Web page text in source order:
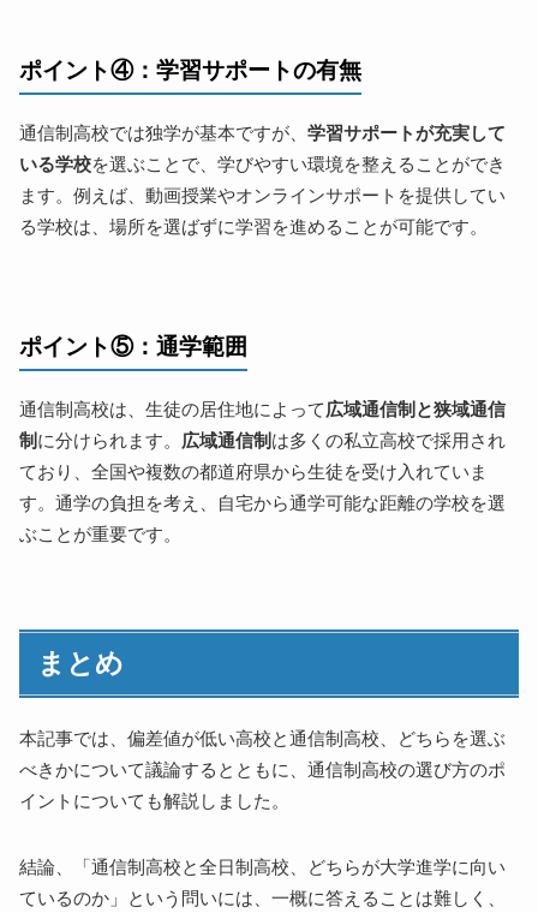
ポイント④：学習サポートの有無
通信制高校では独学が基本ですが、学習サポートが充実して
いる学校を選ぶことで、学びやすい環境を整えることができ
ます。例えば、動画授業やオンラインサポートを提供してい
る学校は、場所を選ばずに学習を進めることが可能です。
ポイント⑤：通学範囲
通信制高校は、生徒の居住地によって広域通信制と狭域通信
制 に分けられます。 広域通信制 は多くの私立高校で採用され
ており、全国や複数の都道府県から生徒を受け入れていま
す。通学の負担を考え、自宅から通学可能な距離の学校を選
ぶことが重要です。
まとめ
本記事では、偏差値が低い高校と通信制高校、どちらを選ぶ
べきかについて議論するとともに、通信制高校の選び方のポ
イントについても解説しました。
結論、「通信制高校と全日制高校、どちらが大学進学に向い
ているのか」という問いには、一概に答えることは難しく、